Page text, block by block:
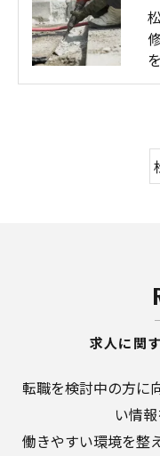
求人に関
転職を検討中の方に
い情
働きやすい環境を整